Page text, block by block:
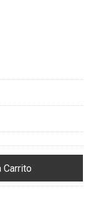
Carrito